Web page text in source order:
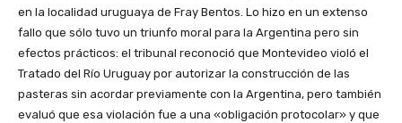
en la localidad uruguaya de Fray Bentos. Lo hizo en un extenso
fallo que sólo tuvo un triunfo moral para la Argentina pero sin
efectos prácticos: el tribunal reconoció que Montevideo violó el
Tratado del Río Uruguay por autorizar la construcción de las
pasteras sin acordar previamente con la Argentina, pero también
evaluó que esa violación fue a una «obligación protocolar» y que